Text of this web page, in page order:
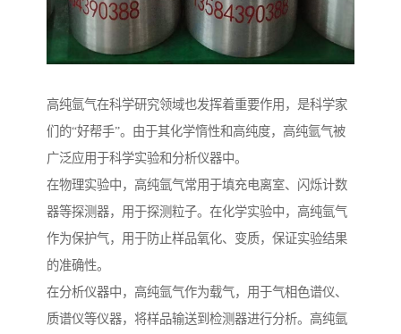
高纯氩气在科学研究领域也发挥着重要作用，是科学家
们的“好帮手”。由于其化学惰性和高纯度，高纯氩气被
广泛应用于科学实验和分析仪器中。
在物理实验中，高纯氩气常用于填充电离室、闪烁计数
器等探测器，用于探测粒子。在化学实验中，高纯氩气
作为保护气，用于防止样品氧化、变质，保证实验结果
的准确性。
在分析仪器中，高纯氩气作为载气，用于气相色谱仪、
质谱仪等仪器，将样品输送到检测器进行分析。高纯氩